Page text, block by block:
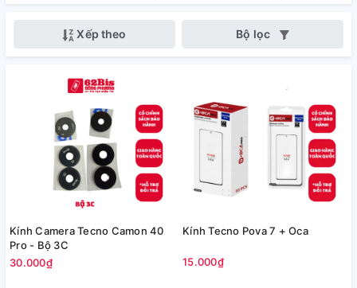
ỨNG,
CAMERA
VÀ PHỤ
MÁY
Xếp theo Bộ lọc
Kính Camera Tecno Camon 40
Pro - Bộ 3C
30.000₫
Kính Tecno Pova 7 + Oca
15.000₫